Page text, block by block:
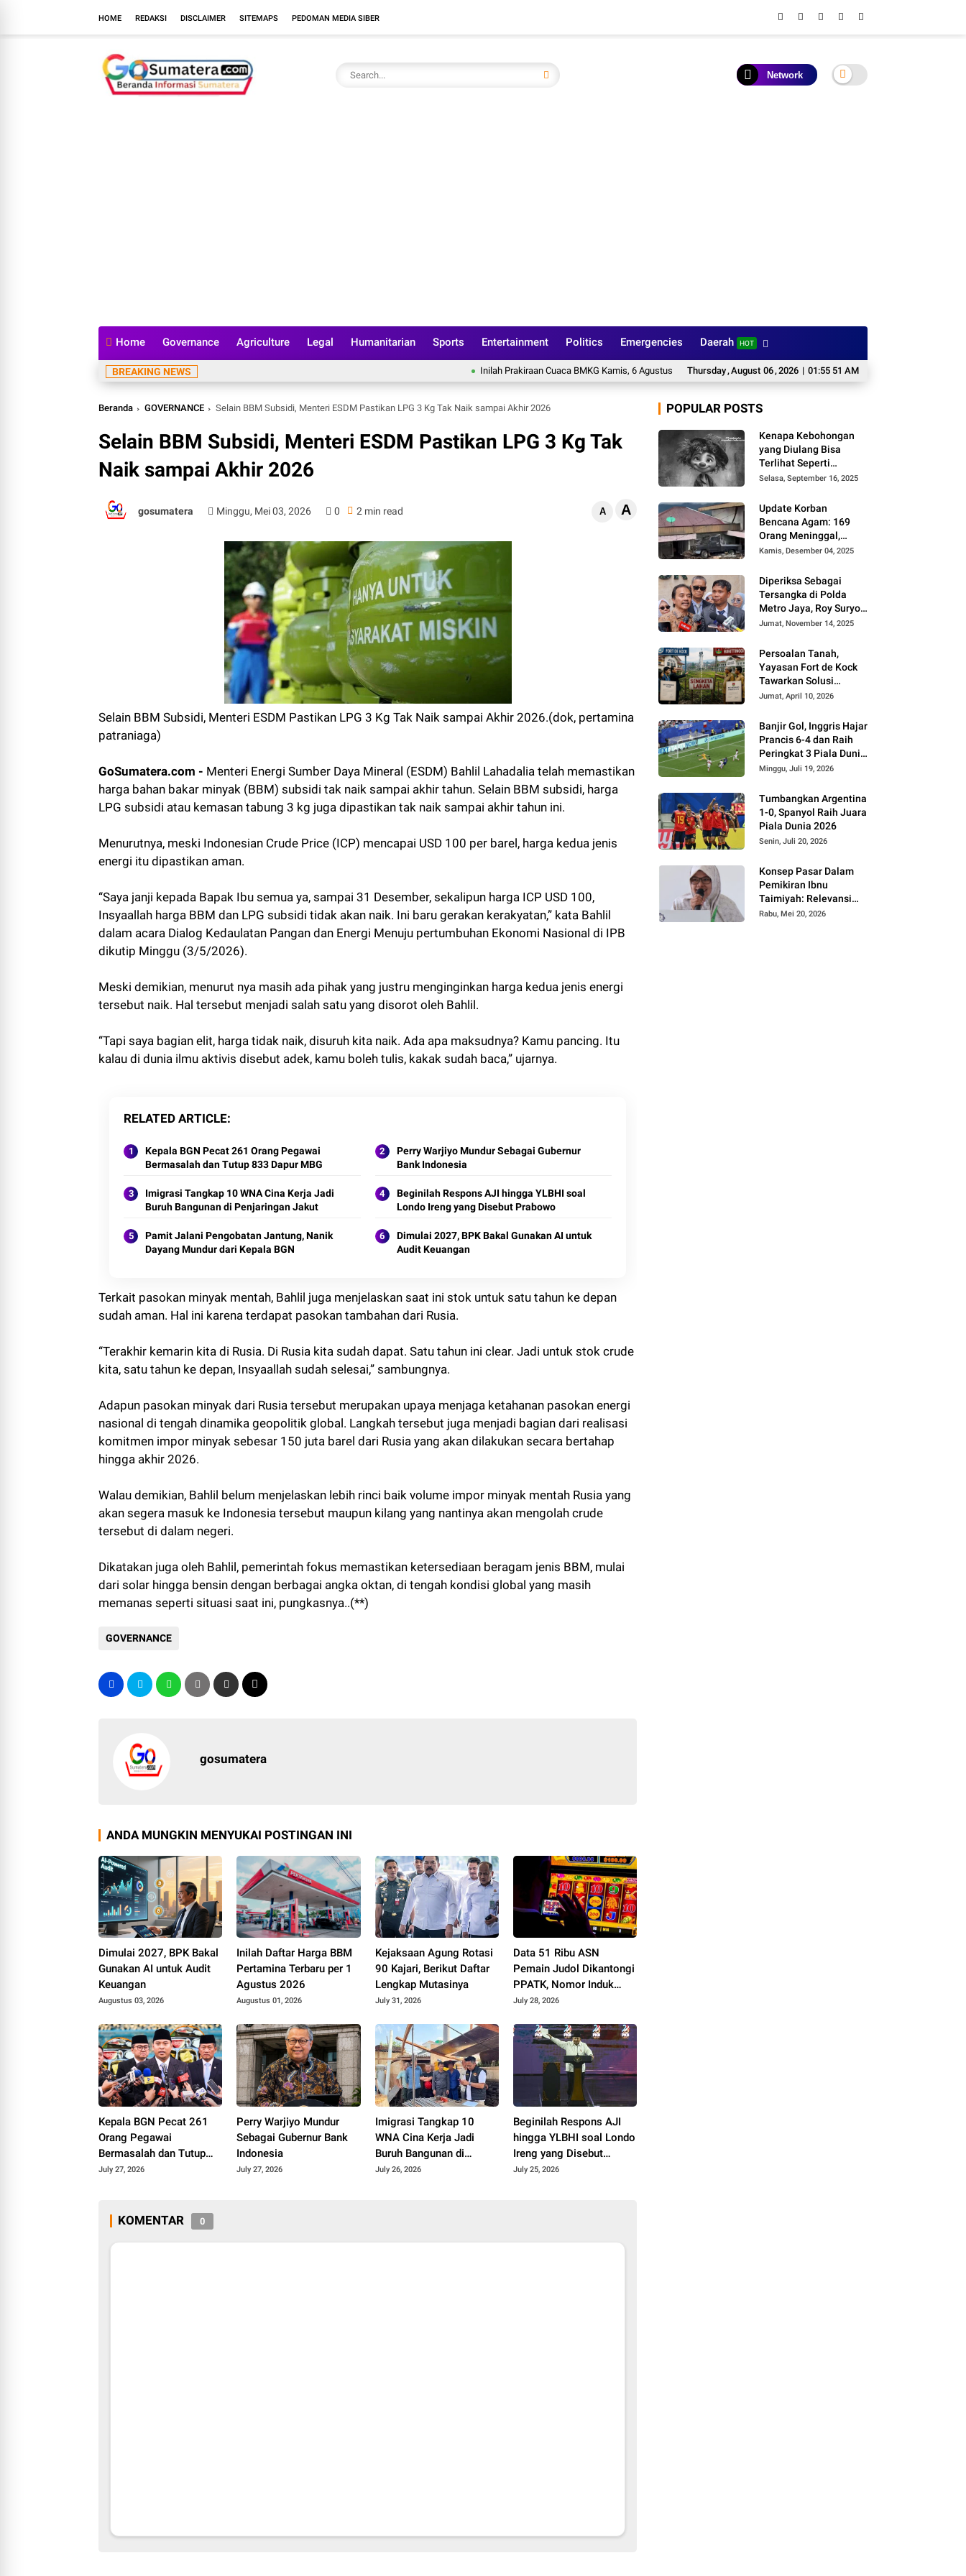
HOME REDAKSI DISCLAIMER SITEMAPS PEDOMAN MEDIA SIBER
Network
Home Governance Agriculture Legal Humanitarian Sports Entertainment Politics Emergencies Daerah HOT
Thursday,August 06,2026 | 01:55 52 AM
BREAKING NEWS Inilah Prakiraan Cuaca BMKG Kamis, 6 Agustus 2026: Waspada Hujan dan Petir Aksi Mafia CPO di Kapunduang, Kinali,
Beranda GOVERNANCE Selain BBM Subsidi, Menteri ESDM Pastikan LPG 3 Kg Tak Naik sampai Akhir 2026
Selain BBM Subsidi, Menteri ESDM Pastikan LPG 3 Kg Tak
Naik sampai Akhir 2026
gosumatera Minggu, Mei 03, 2026 0 2 min read A A
Selain BBM Subsidi, Menteri ESDM Pastikan LPG 3 Kg Tak Naik sampai Akhir 2026.(dok, pertamina
patraniaga)
GoSumatera.com - Menteri Energi Sumber Daya Mineral (ESDM) Bahlil Lahadalia telah memastikan
harga bahan bakar minyak (BBM) subsidi tak naik sampai akhir tahun. Selain BBM subsidi, harga
LPG subsidi atau kemasan tabung 3 kg juga dipastikan tak naik sampai akhir tahun ini.
Menurutnya, meski Indonesian Crude Price (ICP) mencapai USD 100 per barel, harga kedua jenis
energi itu dipastikan aman.
“Saya janji kepada Bapak Ibu semua ya, sampai 31 Desember, sekalipun harga ICP USD 100,
Insyaallah harga BBM dan LPG subsidi tidak akan naik. Ini baru gerakan kerakyatan,” kata Bahlil
dalam acara Dialog Kedaulatan Pangan dan Energi Menuju pertumbuhan Ekonomi Nasional di IPB
dikutip Minggu (3/5/2026).
Meski demikian, menurut nya masih ada pihak yang justru menginginkan harga kedua jenis energi
tersebut naik. Hal tersebut menjadi salah satu yang disorot oleh Bahlil.
“Tapi saya bagian elit, harga tidak naik, disuruh kita naik. Ada apa maksudnya? Kamu pancing. Itu
kalau di dunia ilmu aktivis disebut adek, kamu boleh tulis, kakak sudah baca,” ujarnya.
RELATED ARTICLE
Kepala BGN Pecat 261 Orang Pegawai
Bermasalah dan Tutup 833 Dapur MBG
Perry Warjiyo Mundur Sebagai Gubernur
Bank Indonesia
Imigrasi Tangkap 10 WNA Cina Kerja Jadi
Buruh Bangunan di Penjaringan Jakut
Beginilah Respons AJI hingga YLBHI soal
Londo Ireng yang Disebut Prabowo
Pamit Jalani Pengobatan Jantung, Nanik
Dayang Mundur dari Kepala BGN
Dimulai 2027, BPK Bakal Gunakan AI untuk
Audit Keuangan
Terkait pasokan minyak mentah, Bahlil juga menjelaskan saat ini stok untuk satu tahun ke depan
sudah aman. Hal ini karena terdapat pasokan tambahan dari Rusia.
“Terakhir kemarin kita di Rusia. Di Rusia kita sudah dapat. Satu tahun ini clear. Jadi untuk stok crude
kita, satu tahun ke depan, Insyaallah sudah selesai,” sambungnya.
Adapun pasokan minyak dari Rusia tersebut merupakan upaya menjaga ketahanan pasokan energi
nasional di tengah dinamika geopolitik global. Langkah tersebut juga menjadi bagian dari realisasi
komitmen impor minyak sebesar 150 juta barel dari Rusia yang akan dilakukan secara bertahap
hingga akhir 2026.
Walau demikian, Bahlil belum menjelaskan lebih rinci baik volume impor minyak mentah Rusia yang
akan segera masuk ke Indonesia tersebut maupun kilang yang nantinya akan mengolah crude
tersebut di dalam negeri.
Dikatakan juga oleh Bahlil, pemerintah fokus memastikan ketersediaan beragam jenis BBM, mulai
dari solar hingga bensin dengan berbagai angka oktan, di tengah kondisi global yang masih
memanas seperti situasi saat ini, pungkasnya..(**)
GOVERNANCE
gosumatera
ANDA MUNGKIN MENYUKAI POSTINGAN INI
Dimulai 2027, BPK Bakal
Gunakan AI untuk Audit
Keuangan
Augustus 03, 2026
Inilah Daftar Harga BBM
Pertamina Terbaru per 1
Agustus 2026
Augustus 01, 2026
Kejaksaan Agung Rotasi
90 Kajari, Berikut Daftar
Lengkap Mutasinya
July 31, 2026
Data 51 Ribu ASN
Pemain Judol Dikantongi
PPATK, Nomor Induk
Kependudukan Terlacak
July 28, 2026
Kepala BGN Pecat 261
Orang Pegawai
Bermasalah dan Tutup
833 Dapur MBG
July 27, 2026
Perry Warjiyo Mundur
Sebagai Gubernur Bank
Indonesia
July 27, 2026
Imigrasi Tangkap 10
WNA Cina Kerja Jadi
Buruh Bangunan di
Penjaringan Jakut
July 26, 2026
Beginilah Respons AJI
hingga YLBHI soal Londo
Ireng yang Disebut
Prabowo
July 25, 2026
KOMENTAR 0
POPULAR POSTS
Kenapa Kebohongan
yang Diulang Bisa
Terlihat Seperti
Kebenaran, Ini
Selasa, September 16, 2025
Update Korban
Bencana Agam: 169
Orang Meninggal,
Belum Ditemukan 86
Kamis, Desember 04, 2025
Diperiksa Sebagai
Tersangka di Polda
Metro Jaya, Roy Suryo
Cs Tidak Ditahan
Jumat, November 14, 2025
Persoalan Tanah,
Yayasan Fort de Kock
Tawarkan Solusi
Alternatif Kepada
Jumat, April 10, 2026
Banjir Gol, Inggris Hajar
Prancis 6-4 dan Raih
Peringkat 3 Piala Dunia
2026
Minggu, Juli 19, 2026
Tumbangkan Argentina
1-0, Spanyol Raih Juara
Piala Dunia 2026
Senin, Juli 20, 2026
Konsep Pasar Dalam
Pemikiran Ibnu
Taimiyah: Relevansi
Terhadap Regulasi
Rabu, Mei 20, 2026